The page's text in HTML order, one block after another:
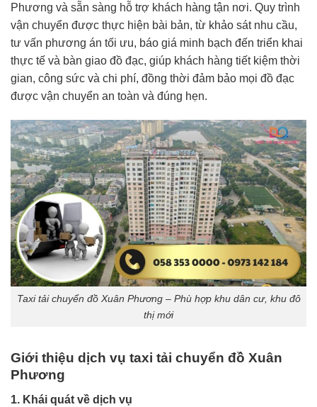
Phương và sẵn sàng hỗ trợ khách hàng tận nơi. Quy trình
vận chuyển được thực hiện bài bản, từ khảo sát nhu cầu,
tư vấn phương án tối ưu, báo giá minh bạch đến triển khai
thực tế và bàn giao đồ đạc, giúp khách hàng tiết kiệm thời
gian, công sức và chi phí, đồng thời đảm bảo mọi đồ đạc
được vận chuyển an toàn và đúng hẹn.
Taxi tải chuyển đồ Xuân Phương – Phù hợp khu dân cư, khu đô
thị mới
Giới thiệu dịch vụ taxi tải chuyển đồ Xuân
Phương
1. Khái quát về dịch vụ